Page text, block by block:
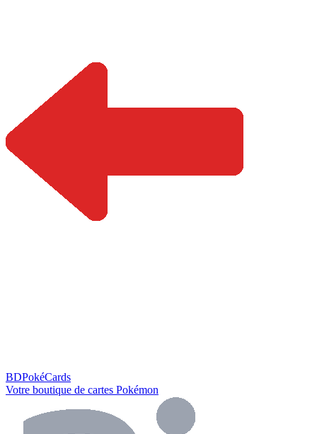
BDPokéCards
Votre boutique de cartes Pokémon